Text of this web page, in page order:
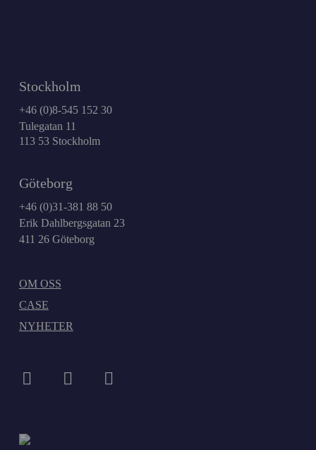
Stockholm
+46 (0)8-545 152 30
Tulegatan 11
113 53 Stockholm
Göteborg
+46 (0)31-381 88 50
Erik Dahlbergsgatan 23
411 26 Göteborg
OM OSS
CASE
NYHETER